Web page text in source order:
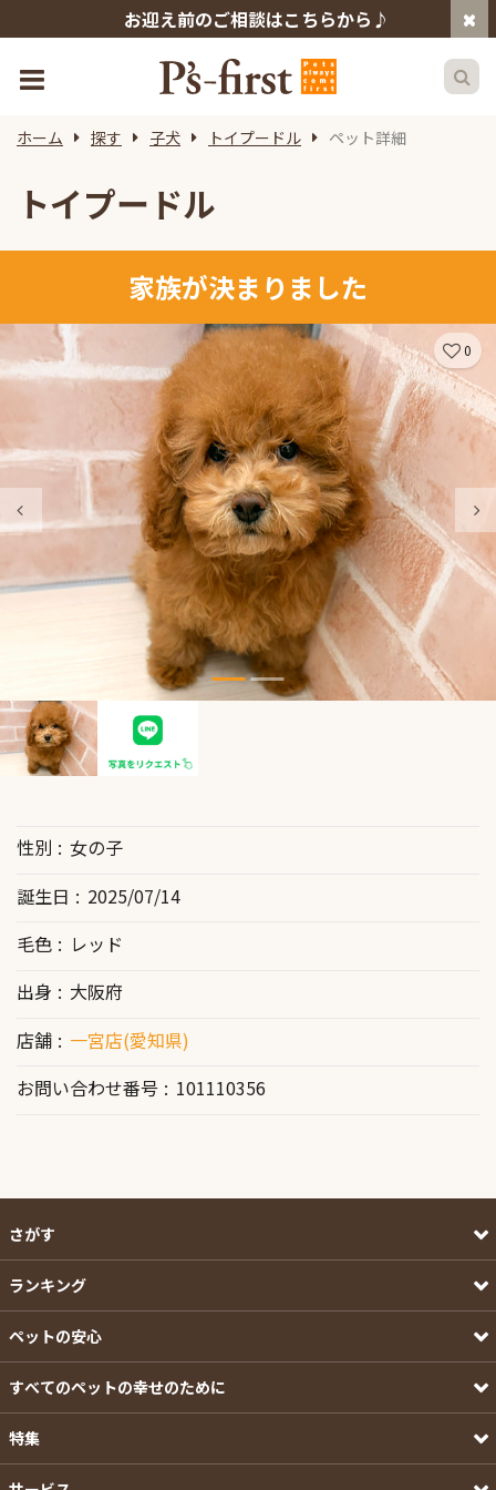
お迎え前のご相談はこちらから♪
ホーム 探す 子犬 トイプードル ペット詳細
トイプードル
家族が決まりました
0
性別
女の子
誕生日
2025/07/14
毛色
レッド
出身
大阪府
店舗
一宮店(愛知県)
お問い合わせ番号
101110356
さがす
ランキング
ペットの安心
すべてのペットの幸せのために
特集